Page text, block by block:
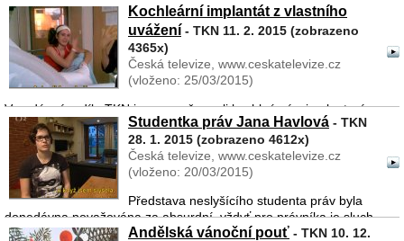
aby všichni lidé měli stejné možnosti. Neměl by se už objevovat
názor: vezmeme je mezi sebe, ale spíše: patří mezi nás ...
Kochleární implantát z vlastního
uvážení - TKN 11. 2. 2015 (zobrazeno
4365x)
Česká televize, www.ceskatelevize.cz
(vloženo: 25/03/2015)
V nedávném dílu TKN jsme se věnovali kochleárním implantacím
u dětí sluchově postižených rodičů. Zajímalo nás, proč se pro
implantát rozhodli, jak získávali informace o této operaci a zda se
setkali i s názorem některých nesly ...
Studentka práv Jana Havlová - TKN
28. 1. 2015 (zobrazeno 4612x)
Česká televize, www.ceskatelevize.cz
(vloženo: 20/03/2015)
Představa neslyšícího studenta práv byla
donedávna považována za absurdní, vždyť pro právníka je sluch
pomalu nejdůležitějším smyslem. Doba se ale mění a v TKN
Andělská vánoční pouť - TKN 10. 12.